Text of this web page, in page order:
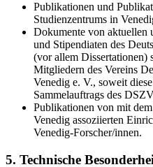
Publikationen und
Studienzentrums in
Dokumente von aktuellen
und Stipendiaten des
(vor allem Dissertationen)
Mitgliedern des Vereins
Venedig e. V., soweit
Sammelauftrags des
Publikationen von mit
Venedig assoziierten
Venedig-Forscher/innen.
5. Technische